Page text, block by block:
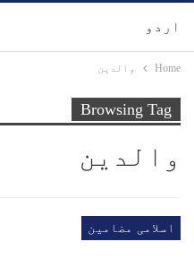
اردو
Home والدین
Browsing Tag
والدین
اسلامی مضامین